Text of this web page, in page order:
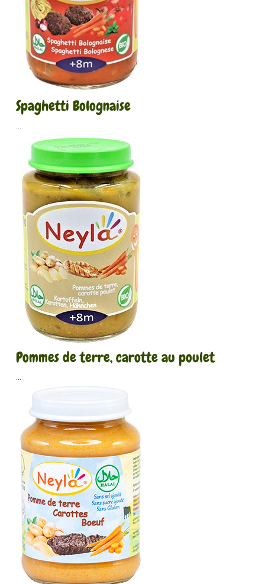
Spaghetti Bolognaise
...
Pommes de terre, carotte au poulet
...